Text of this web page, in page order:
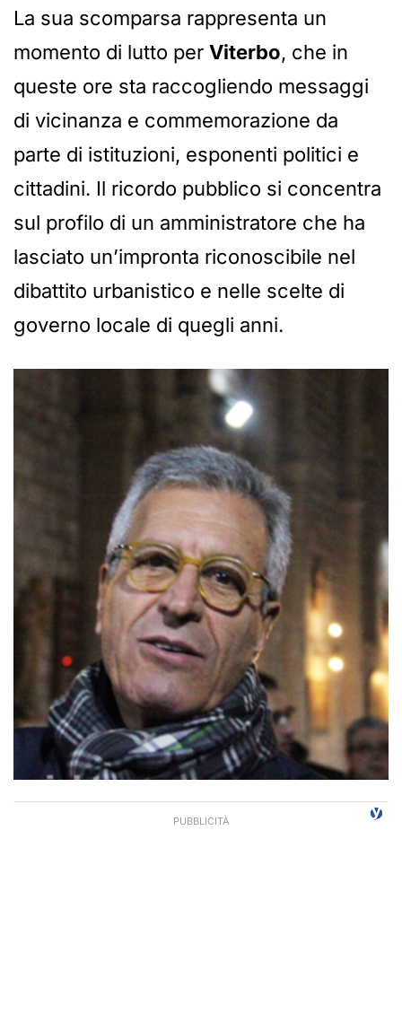
La sua scomparsa rappresenta un
momento di lutto per Viterbo, che in
queste ore sta raccogliendo messaggi
di vicinanza e commemorazione da
parte di istituzioni, esponenti politici e
cittadini. Il ricordo pubblico si concentra
sul profilo di un amministratore che ha
lasciato un’impronta riconoscibile nel
dibattito urbanistico e nelle scelte di
governo locale di quegli anni.